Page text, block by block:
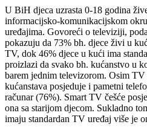
U BiH djeca uzrasta 0-18 godina
informacijsko-komunikacijskom
uređajima. Govoreći o televiziji,
pokazuju da 73% bh. djece živi u
TV, dok 46% djece u kući ima
proizlazi da svako bh. kućanstvo u
barem jednim televizorom. Osim
kućanstava posjeduje i pametni
računar (76%). Smart TV češće
ona sa starijom djecom. Sukladno
imaju standardan TV uređaj više je